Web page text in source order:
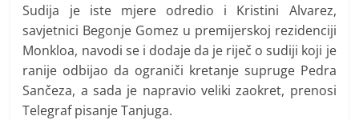
Sudija je iste mjere odredio i Kristini Alvarez,
savjetnici Begonje Gomez u premijerskoj rezidenciji
Monkloa, navodi se i dodaje da je riječ o sudiji koji je
ranije odbijao da ograniči kretanje supruge Pedra
Sančeza, a sada je napravio veliki zaokret, prenosi
Telegraf pisanje Tanjuga.